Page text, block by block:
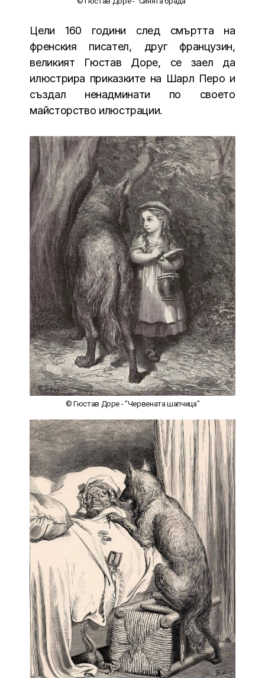
Цели 160 години след смъртта на
френския писател, друг французин,
великият Гюстав Доре, се заел да
илюстрира приказките на Шарл Перо и
създал ненадминати по своето
майсторство илюстрации.
© Гюстав Доре - "Червената шапчица"